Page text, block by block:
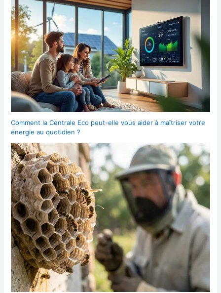
Comment la Centrale Eco peut-elle vous aider à maîtriser votre
énergie au quotidien ?